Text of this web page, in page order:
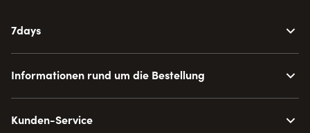
7days
Informationen rund um die Bestellung
Kunden-Service